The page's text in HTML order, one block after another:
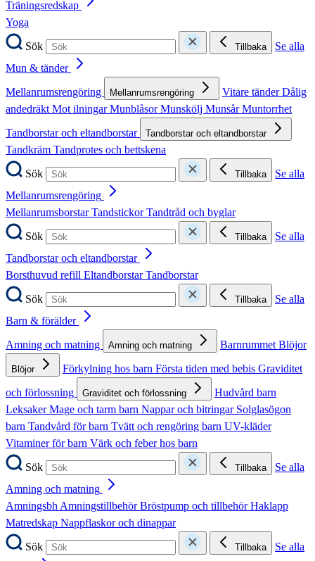
Träningsredskap
Yoga
Sök
Tillbaka
Se alla
Mun & tänder
Mellanrumsrengöring
Mellanrumsrengöring Vitare tänderDålig
andedräktMot ilningarMunblåsorMunskölj MunsårMuntorrhet
Tandborstar och eltandborstar
Tandborstar och eltandborstar
Tandkräm Tandprotes och bettskena
Sök
Tillbaka
Se alla
Mellanrumsrengöring
MellanrumsborstarTandstickorTandtråd och byglar
Sök
Tillbaka
Se alla
Tandborstar och eltandborstar
Borsthuvud refill EltandborstarTandborstar
Sök
Tillbaka
Se alla
Barn & förälder
Amning och matning
Amning och matning BarnrummetBlöjor
Blöjor Förkylning hos barn Första tiden med bebis Graviditet
och förlossning
Graviditet och förlossning
Hudvård barn
LeksakerMage och tarm barn Nappar och bitringar Solglasögon
barn Tandvård för barn Tvätt och rengöring barn UV-kläder
Vitaminer för barn Värk och feber hos barn
Sök
Tillbaka
Se alla
Amning och matning
AmningsbhAmningstillbehörBröstpump och tillbehörHaklapp
Matredskap Nappflaskor och dinappar
Sök
Tillbaka
Se alla